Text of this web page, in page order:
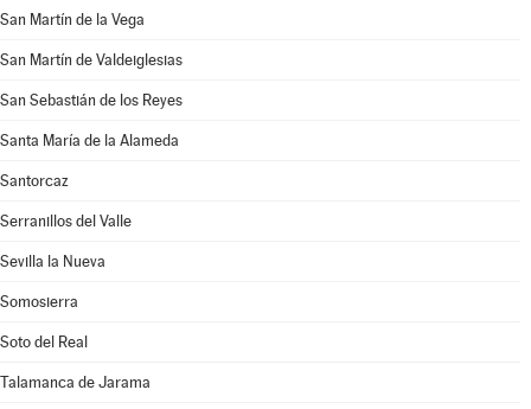
San Martín de la Vega
San Martín de Valdeiglesias
San Sebastián de los Reyes
Santa María de la Alameda
Santorcaz
Serranillos del Valle
Sevilla la Nueva
Somosierra
Soto del Real
Talamanca de Jarama